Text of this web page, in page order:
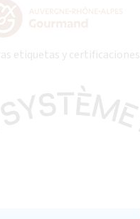
etiquetas y certificaciones